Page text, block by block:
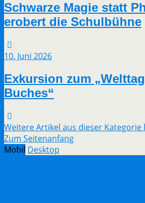
Schwarze Magie statt
erobert die Schulbühne
10. Juni 2026
Exkursion zum
Buches“
Weitere Artikel aus dieser Kategorie
Zum Seitenanfang
Mobil Desktop